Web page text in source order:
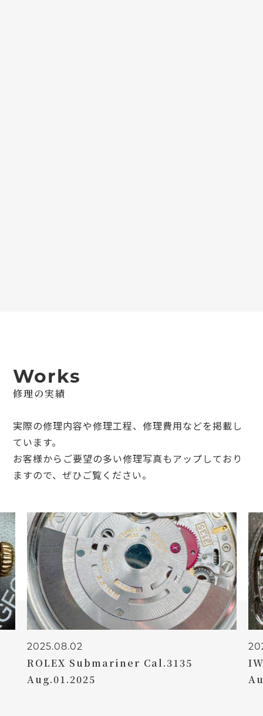
Works
修理の実績
実際の修理内容や修理工程、修理費用などを掲載し
ています。
お客様からご要望の多い修理写真もアップしており
ますので、ぜひご覧ください。
Cal.3135
IWC flieger utc